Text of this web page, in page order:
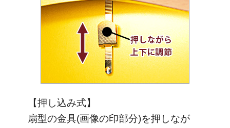
【押し込み式】
扇型の金具(画像の印部分)を押しなが